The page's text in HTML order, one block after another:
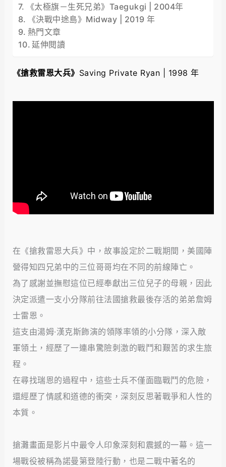
《太極旗－生死兄弟》Taegukgi | 2004年
《決戰中途島》Midway | 2019 年
熱門文章
延伸閱讀
《搶救雷恩大兵》 Saving Private Ryan | 1998 年
在《搶救雷恩大兵》中，故事設定於二戰期間，美國陣
營得知四兄弟中的三位哥哥均在不同的前線陣亡。
為了感謝並撫慰這位已經奉獻出三位兒子的母親，因此
決定派遣一支小分隊前往法國搶救最後存活的弟弟詹姆
士雷恩。
這支由湯姆·漢克斯飾演的領隊率領的小分隊，深入敵
軍領土，經歷了一連串驚險刺激的戰鬥和艱苦的求生旅
程。
在尋找瑞恩的過程中，這些士兵不僅面臨戰鬥的危險，
還經歷了情感和道德的衝突，深刻反思著戰爭和人性的
本質。
搶灘畫面是影片中最令人印象深刻和震撼的一幕。這一
場戰役被稱為諾曼第登陸行動，也是二戰中著名的